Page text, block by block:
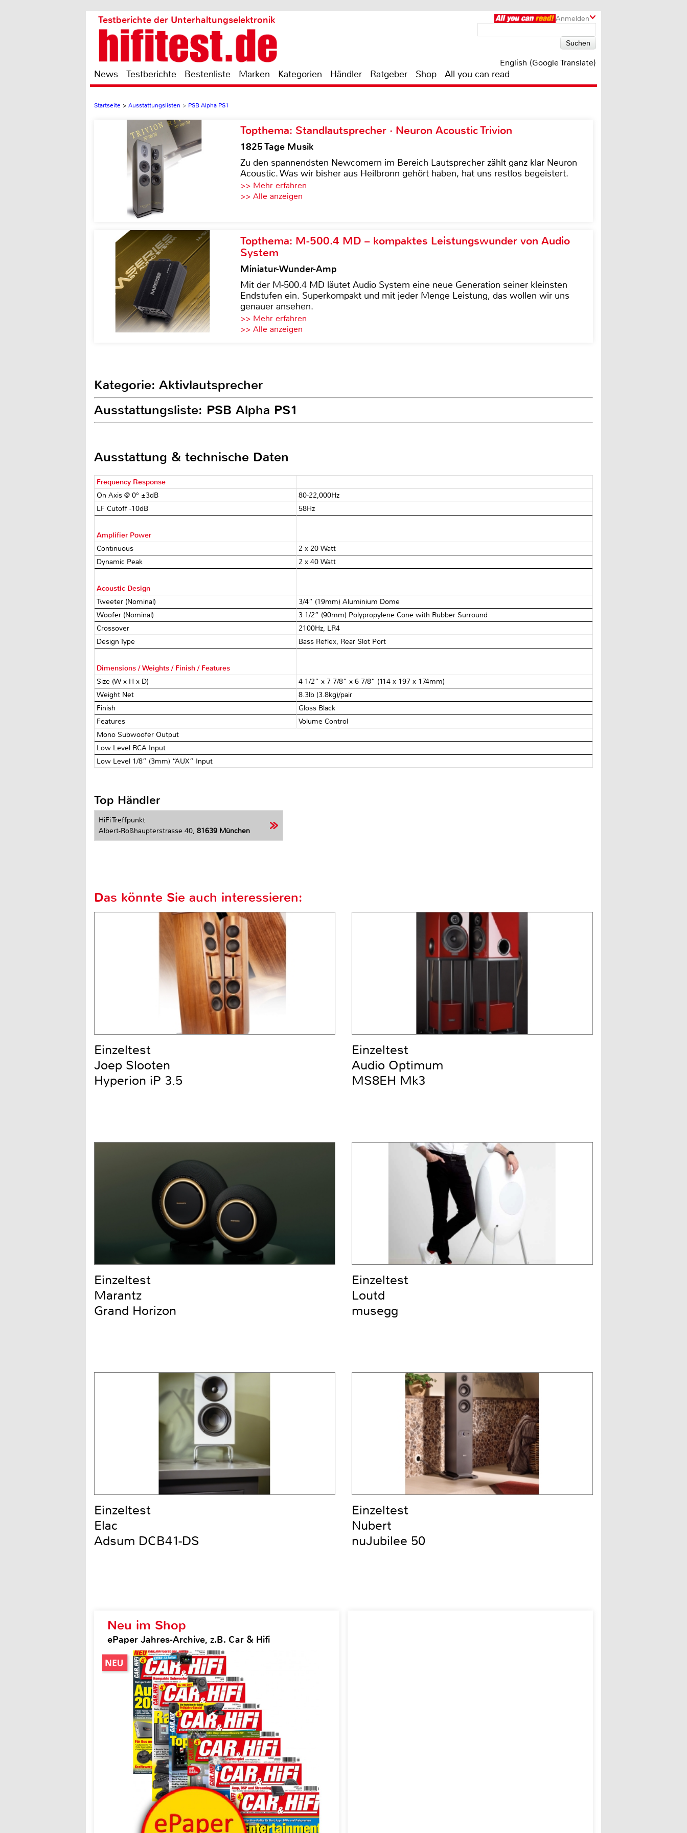
Anmelden
Testberichte der Unterhaltungselektronik
English (Google Translate)
News Testberichte Bestenliste Marken Kategorien Händler Ratgeber Shop All you can read
Startseite > Ausstattungslisten > PSB Alpha PS1
Topthema: Standlautsprecher · Neuron Acoustic Trivion
1825 Tage Musik
Zu den spannendsten Newcomern im Bereich Lautsprecher zählt ganz klar Neuron
Acoustic. Was wir bisher aus Heilbronn gehört haben, hat uns restlos begeistert.
>> Mehr erfahren
>> Alle anzeigen
Topthema: M-500.4 MD – kompaktes Leistungswunder von Audio
System
Miniatur-Wunder-Amp
Mit der M-500.4 MD läutet Audio System eine neue Generation seiner kleinsten
Endstufen ein. Superkompakt und mit jeder Menge Leistung, das wollen wir uns
genauer ansehen.
>> Mehr erfahren
>> Alle anzeigen
Kategorie: Aktivlautsprecher
Ausstattungsliste: PSB Alpha PS1
Ausstattung & technische Daten
Frequency Response
On Axis @ 0° ±3dB
80-22,000Hz
LF Cutoff -10dB
58Hz
Amplifier Power
Continuous
2 x 20 Watt
Dynamic Peak
2 x 40 Watt
Acoustic Design
Tweeter (Nominal)
3/4” (19mm) Aluminium Dome
Woofer (Nominal)
3 1/2” (90mm) Polypropylene Cone with Rubber Surround
Crossover
2100Hz, LR4
Design Type
Bass Reflex, Rear Slot Port
Dimensions / Weights / Finish / Features
Size (W x H x D)
4 1/2” x 7 7/8” x 6 7/8” (114 x 197 x 174mm)
Weight Net
8.3lb (3.8kg)/pair
Finish
Gloss Black
Features
Volume Control
Mono Subwoofer Output
Low Level RCA Input
Low Level 1/8” (3mm) “AUX” Input
Top Händler
HiFi Treffpunkt
Albert-Roßhaupterstrasse 40, 81639 München
Neu im Shop
ePaper Jahres-Archive, z.B. Car & Hifi
Das könnte Sie auch interessieren:
Einzeltest
Joep Slooten
Hyperion iP 3.5
Einzeltest
Audio Optimum
MS8EH Mk3
Einzeltest
Marantz
Grand Horizon
Einzeltest
Loutd
musegg
Einzeltest
Elac
Adsum DCB41-DS
Einzeltest
Nubert
nuJubilee 50